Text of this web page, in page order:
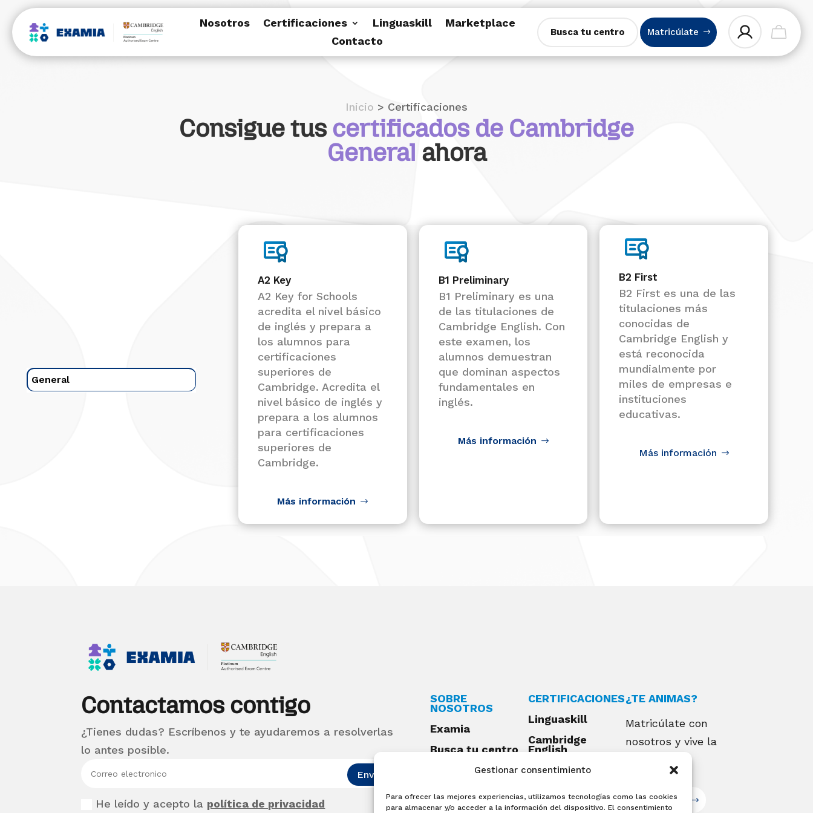
Gestionar consentimiento
Para ofrecer las mejores experiencias, utilizamos tecnologías como las cookies
para almacenar y/o acceder a la información del dispositivo. El consentimiento
Nosotros Certificaciones Linguaskill
Marketplace
Contacto
Busca tu centro Matricúlate
Inicio > Certificaciones
Consigue tus certificados de Cambridge
General ahora
General
A2 Key
A2 Key for Schools
acredita el nivel básico
de inglés y prepara a
los alumnos para
certificaciones
superiores de
Cambridge. Acredita el
nivel básico de inglés y
prepara a los alumnos
para certificaciones
superiores de
Cambridge.
Más información
B1 Preliminary
B1 Preliminary es una
de las titulaciones de
Cambridge English. Con
este examen, los
alumnos demuestran
que dominan aspectos
fundamentales en
inglés.
Más información
B2 First
B2 First es una de las
titulaciones más
conocidas de
Cambridge English y
está reconocida
mundialmente por
miles de empresas e
instituciones
educativas.
Más información
Contactamos contigo
¿Tienes dudas? Escríbenos y te ayudaremos a resolverlas
lo antes posible.
He leído y acepto la política de privacidad
Enviar
SOBRE
NOSOTROS
Examia
Busca tu centro
Preguntas
Acceso centros
preparadores
CERTIFICACIONES
Linguaskill
Cambridge
English
¿TE ANIMAS?
Matricúlate con
nosotros y vive la
Matricúlate